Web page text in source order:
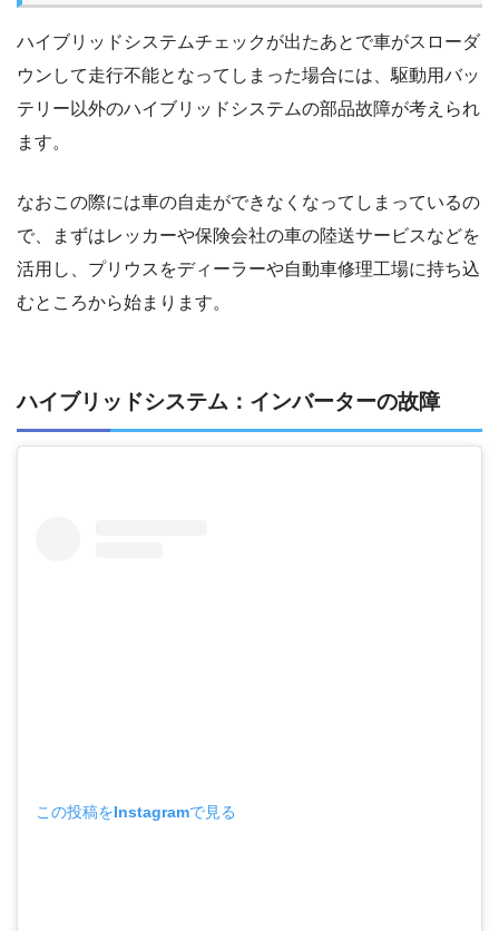
ハイブリッドシステムチェックが出たあとで車がスローダ
ウンして走行不能となってしまった場合には、駆動用バッ
テリー以外のハイブリッドシステムの部品故障が考えられ
ます。
なおこの際には車の自走ができなくなってしまっているの
で、まずはレッカーや保険会社の車の陸送サービスなどを
活用し、プリウスをディーラーや自動車修理工場に持ち込
むところから始まります。
ハイブリッドシステム：インバーターの故障
この投稿をInstagramで見る